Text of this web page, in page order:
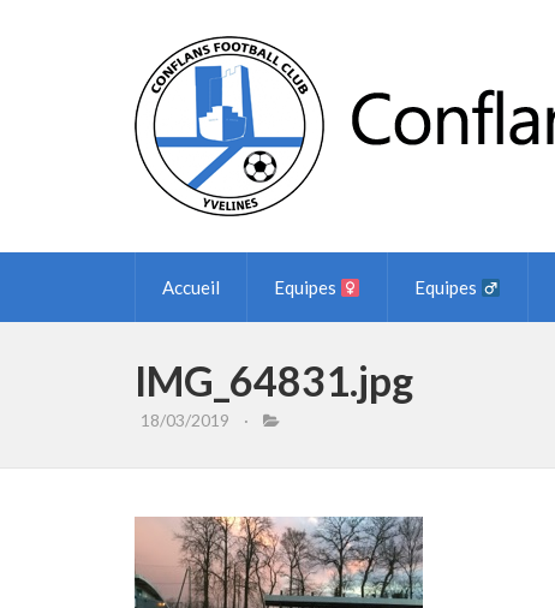
Accueil Equipes Equipes
IMG_64831.jpg
18/03/2019 ·